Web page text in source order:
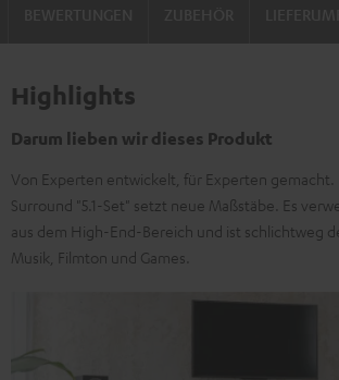
Highlights
Darum lieben wir dieses Produkt
Von Experten entwickelt, für Experten gemacht.
Surround "5.1-Set" setzt neue Maßstäbe. Es
aus dem High-End-Bereich und ist schlichtweg
Musik, Filmton und Games.